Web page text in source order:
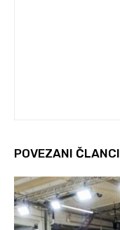
POVEZANI ČLANCI